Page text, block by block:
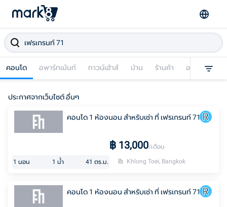
คอนโด อพาร์ทเม้นท์ ทาวน์เฮ้าส์ บ้าน ร้านค้า อาคารพาณิช
ประกาศจากเว็บไซต์ อื่นๆ
คอนโด 1 ห้องนอน สำหรับเช่า ที่ เฟรเกรนท์ 71
฿ 13,000/เดือน
1 นอน 1 น้ำ 41 ตร.ม. Khlong Toei, Bangkok
คอนโด 1 ห้องนอน สำหรับเช่า ที่ เฟรเกรนท์ 71